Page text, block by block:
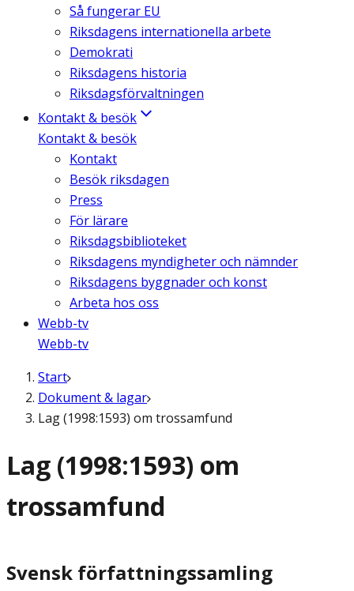
Så fungerar EU
Riksdagens internationella arbete
Demokrati
Riksdagens historia
Riksdagsförvaltningen
Kontakt & besök
Kontakt & besök
Kontakt
Besök riksdagen
Press
För lärare
Riksdagsbiblioteket
Riksdagens myndigheter och nämnder
Riksdagens byggnader och konst
Arbeta hos oss
Webb-tv
Webb-tv
Start
Dokument & lagar
Lag (1998:1593) om trossamfund
Lag (1998:1593) om
trossamfund
Svensk författningssamling